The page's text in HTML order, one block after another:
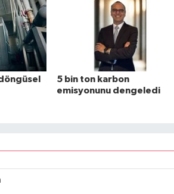
5 bin ton karbon
emisyonunu dengeledi